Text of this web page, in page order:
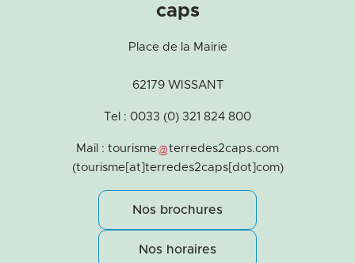
caps
Place de la Mairie
62179 WISSANT
Tel : 0033 (0) 321 824 800
Mail : tourisme terredes2caps.com
(tourisme[at]terredes2caps[dot]com)
Nos brochures
Nos horaires